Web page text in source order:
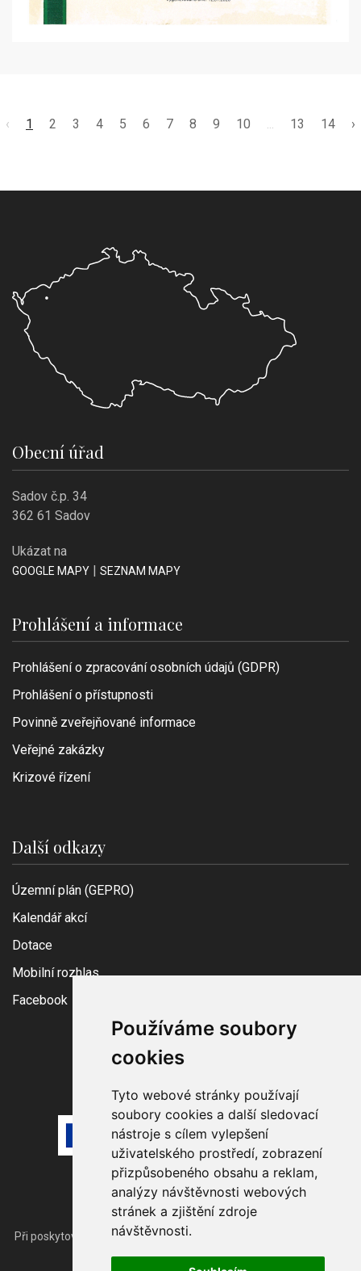
Používáme soubory
cookies
Tyto webové stránky používají
soubory cookies a další sledovací
nástroje s cílem vylepšení
uživatelského prostředí, zobrazení
přizpůsobeného obsahu a reklam,
analýzy návštěvnosti webových
stránek a zjištění zdroje
návštěvnosti.
‹ 1 2 3 4 5 6 7 8 9 10 ... 13 14 ›
Obecní úřad
Sadov č.p. 34
362 61 Sadov
Ukázat na
GOOGLE MAPY | SEZNAM MAPY
Prohlášení a informace
Prohlášení o zpracování osobních údajů (GDPR)
Prohlášení o přístupnosti
Povinně zveřejňované informace
Veřejné zakázky
Krizové řízení
Další odkazy
Územní plán (GEPRO)
Kalendář akcí
Dotace
Mobilní rozhlas
Facebook
Při poskytování služeb nám pomáhají